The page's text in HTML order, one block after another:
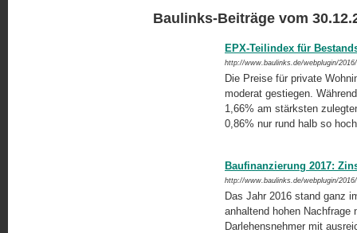
Baulinks-Beiträge vom
EPX-Teilindex für
http://www.baulinks.de/webplugin/
Die Preise für private
moderat gestiegen.
1,66% am stärksten
0,86% nur rund halb so
Baufinanzierung 2017:
http://www.baulinks.de/webplugin/
Das Jahr 2016 stand ganz
anhaltend hohen Nachfrage
Darlehensnehmer mit